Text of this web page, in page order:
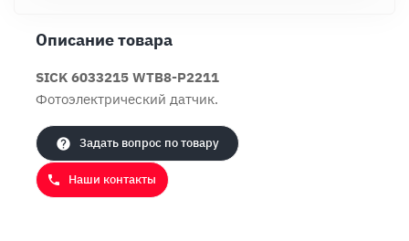
Описание товара
SICK 6033215 WTB8-P2211
Фотоэлектрический датчик.
Задать вопрос по товару
Наши контакты